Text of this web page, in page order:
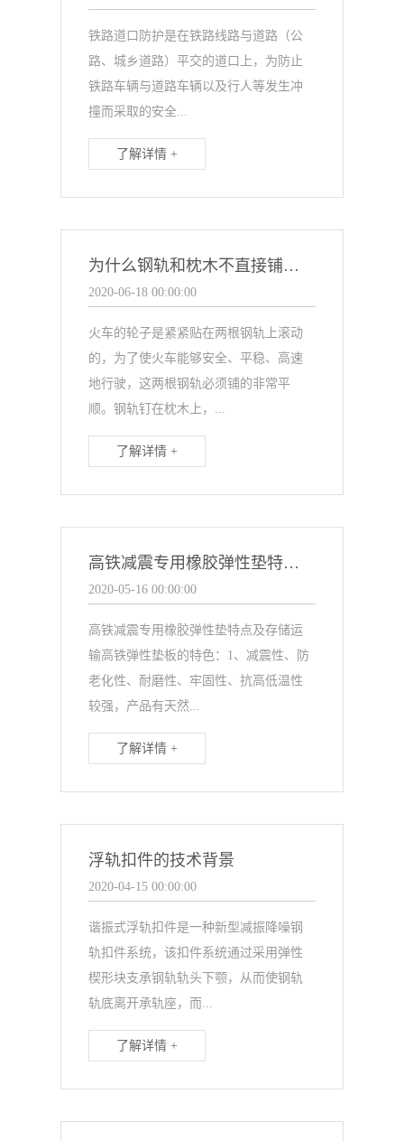
铁路道口防护是在铁路线路与道路（公
路、城乡道路）平交的道口上，为防止
铁路车辆与道路车辆以及行人等发生冲
撞而采取的安全...
了解详情 +
为什么钢轨和枕木不直接铺设在地面上？
2020-06-18 00:00:00
火车的轮子是紧紧贴在两根钢轨上滚动
的，为了使火车能够安全、平稳、高速
地行驶，这两根钢轨必须铺的非常平
顺。钢轨钉在枕木上，...
了解详情 +
高铁减震专用橡胶弹性垫特点及存储运输
2020-05-16 00:00:00
高铁减震专用橡胶弹性垫特点及存储运
输高铁弹性垫板的特色：1、减震性、防
老化性、耐磨性、牢固性、抗高低温性
较强，产品有天然...
了解详情 +
浮轨扣件的技术背景
2020-04-15 00:00:00
谐振式浮轨扣件是一种新型减振降噪钢
轨扣件系统，该扣件系统通过采用弹性
楔形块支承钢轨轨头下颚，从而使钢轨
轨底离开承轨座，而...
了解详情 +